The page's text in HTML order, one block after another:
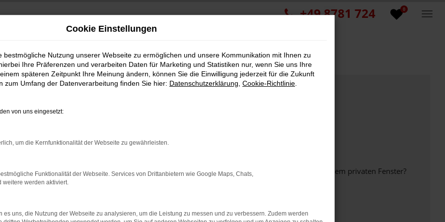
0
+49 8781 724
bestimmter Seiten verhindern. Funktioniert die Seite in einem anderen Browser oder in einem privaten Fenster?
beheben.
auf dem neuesten Stand sind.
Cookie Einstellungen
bestmögliche Nutzung unserer Webseite zu ermöglichen und unsere Kommunikation mit Ihnen zu
Ihre Präferenzen und verarbeiten Daten für Marketing und Statistiken nur, wenn Sie uns Ihre
späteren Zeitpunkt Ihre Meinung ändern, können Sie die Einwilligung jederzeit für die Zukunft
zum Umfang der Datenverarbeitung finden Sie hier: Datenschutzerklärung Cookie-Richtlinie
von uns eingesetzt:
um die Kernfunktionalität der Webseite zu gewährleisten.
Funktionalität der Webseite. Services von Drittanbietern wie Google Maps, Chats,
weitere werden aktiviert.
es uns, die Nutzung der Webseite zu analysieren, um die Leistung zu messen und zu verbessern. Zudem werden